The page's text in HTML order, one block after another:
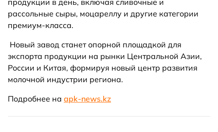
продукции в день, включая сливочные и
рассольные сыры, моцареллу и другие категории
премиум-класса.
Новый завод станет опорной площадкой для
экспорта продукции на рынки Центральной Азии,
России и Китая, формируя новый центр развития
молочной индустрии региона.
Подробнее на apk-news.kz